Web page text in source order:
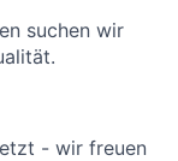
suchen wir
- wir freuen